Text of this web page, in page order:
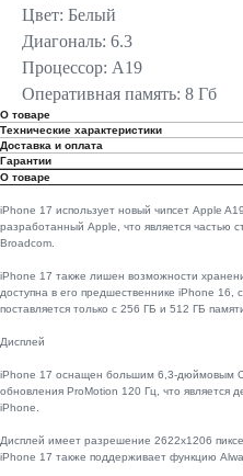
Цвет: Белый
Диагональ: 6.3
Процессор: A19
Оперативная память: 8 Гб
О товаре
Технические характеристики
Доставка и оплата
Гарантии
О товаре
iPhone 17 использует новый чипсет Apple
разработанный Apple, что является частью
Broadcom.
iPhone 17 также лишен возможности
доступна в его предшественнике iPhone 16,
поставляется только с 256 ГБ и 512 ГБ
Дисплей
iPhone 17 оснащен большим 6,3-дюймовым
обновления ProMotion 120 Гц, что
iPhone.
Дисплей имеет разрешение 2622x1206
iPhone 17 также поддерживает функцию